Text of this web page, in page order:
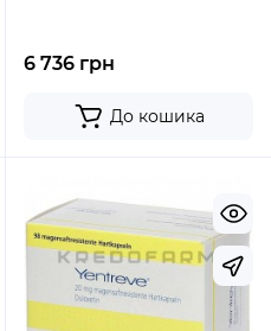
6 736 грн
До кошика